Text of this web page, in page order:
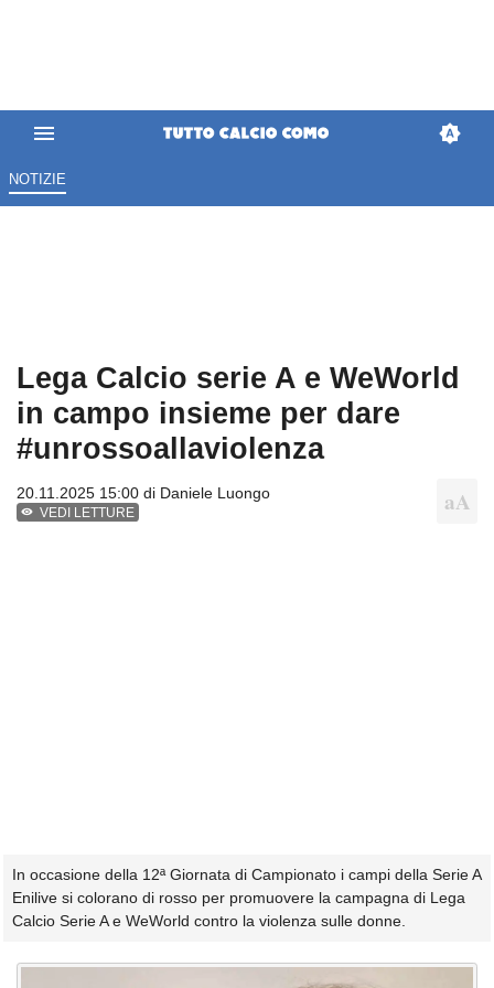
NOTIZIE
Lega Calcio serie A e WeWorld
in campo insieme per dare
#unrossoallaviolenza
20.11.2025 15:00 di Daniele Luongo
VEDI LETTURE
In occasione della 12ª Giornata di Campionato i campi della Serie A
Enilive si colorano di rosso per promuovere la campagna di Lega
Calcio Serie A e WeWorld contro la violenza sulle donne.